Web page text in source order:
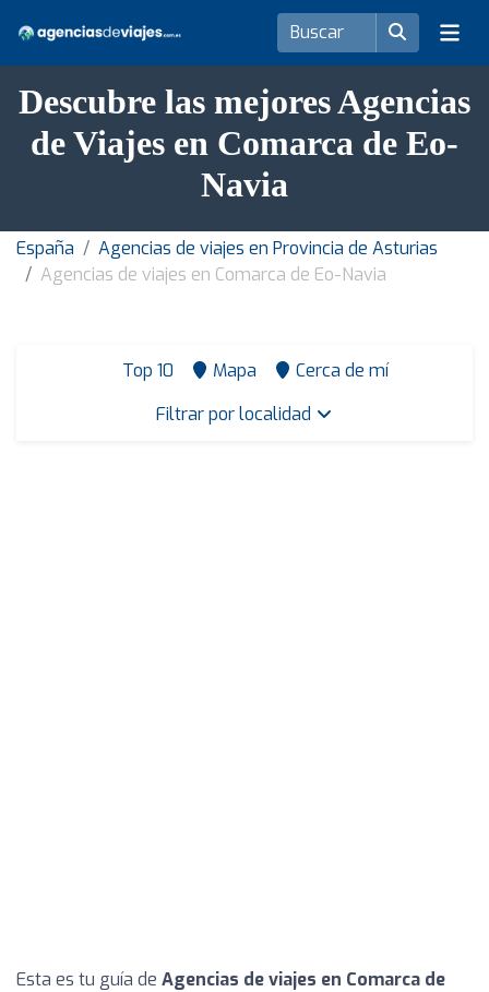
Descubre las mejores Agencias
de Viajes en Comarca de Eo-
Navia
España
Agencias de viajes en Provincia de Asturias
Agencias de viajes en Comarca de Eo-Navia
Top 10 Mapa
Cerca de mí
Filtrar por localidad
Esta es tu guía de Agencias de viajes en Comarca de